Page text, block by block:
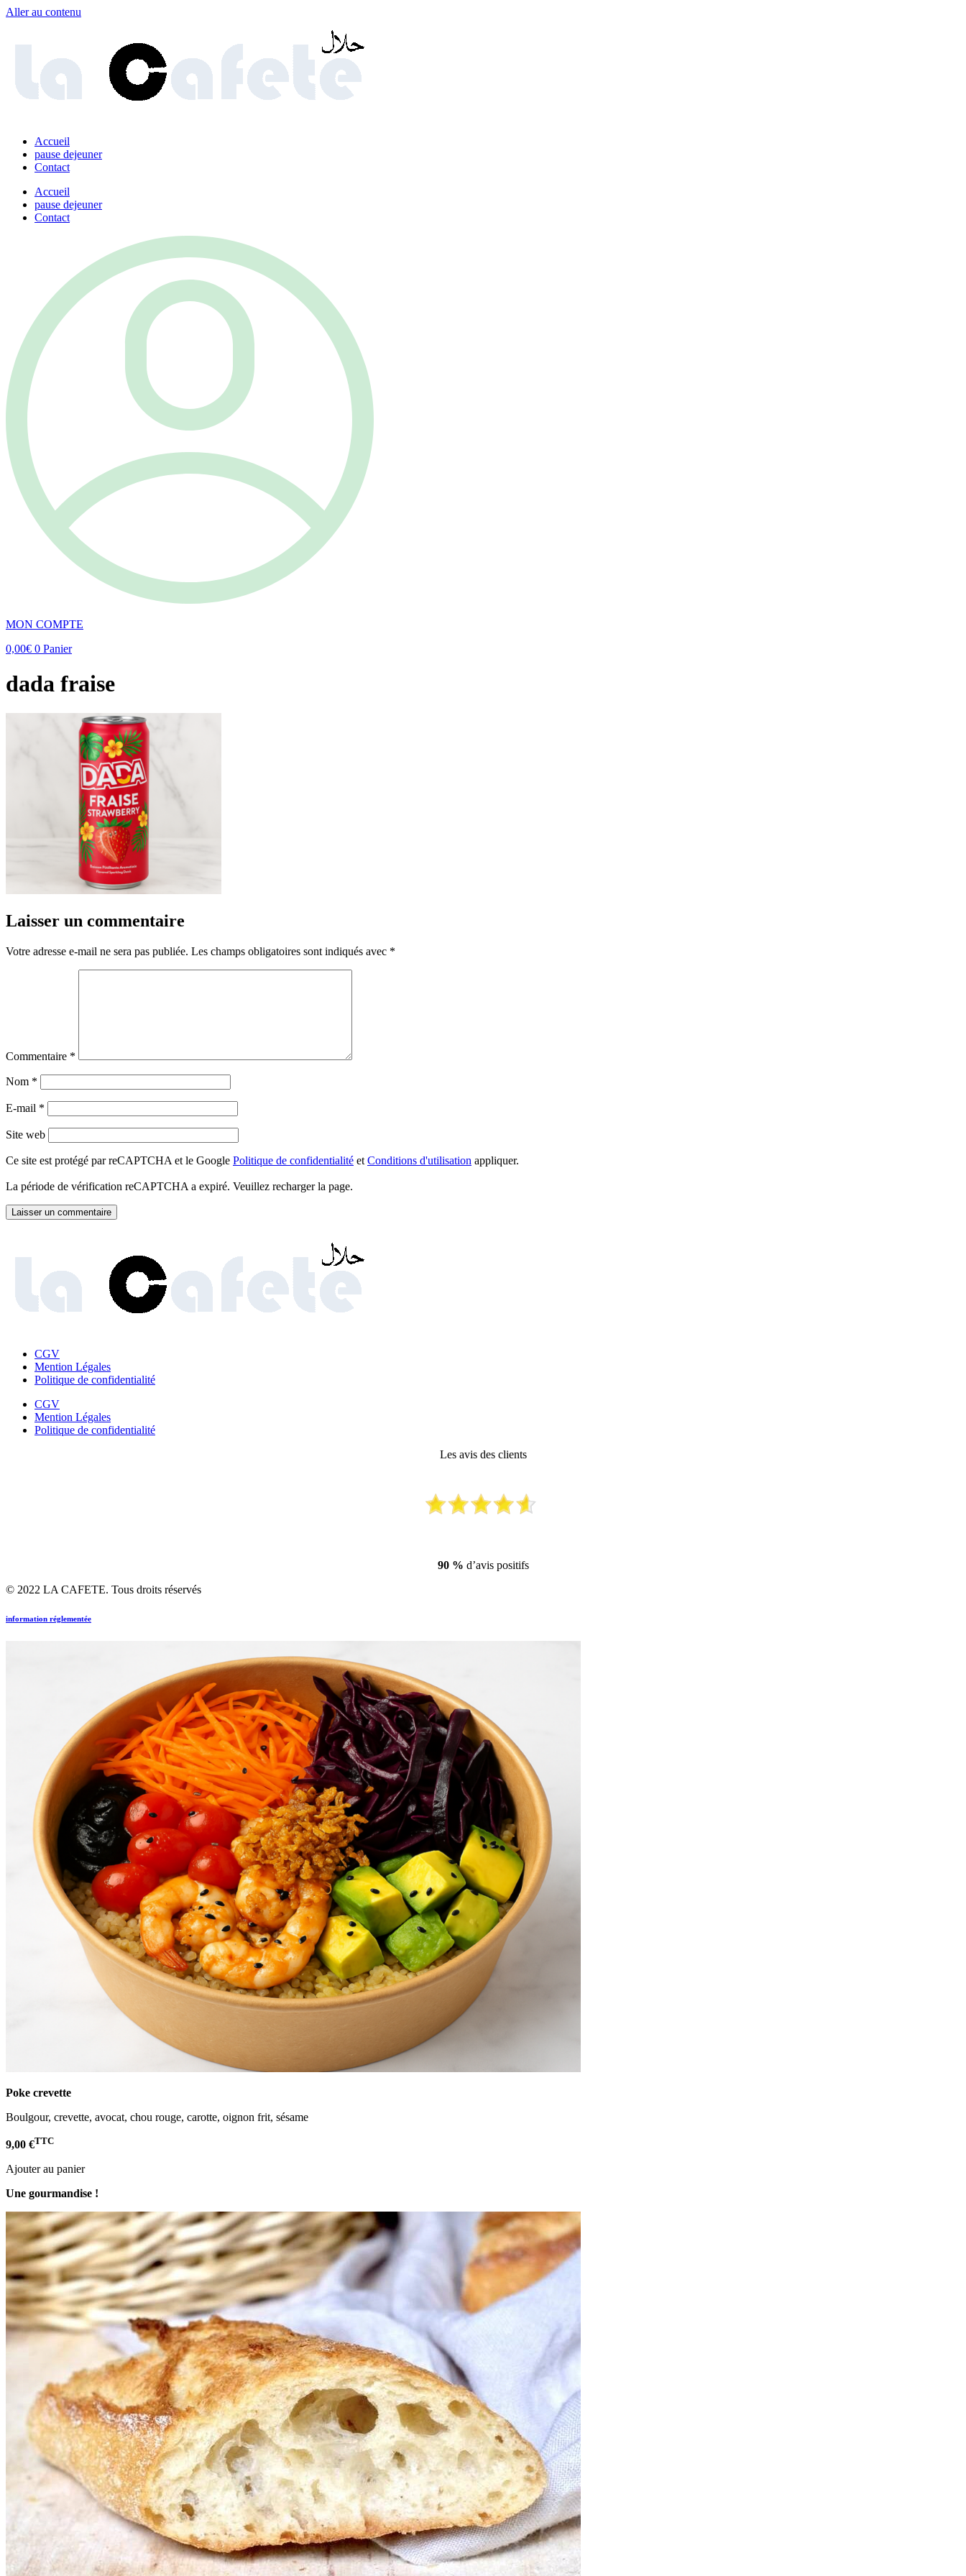
Aller au contenu
Accueil
pause dejeuner
Contact
Accueil
pause dejeuner
Contact
MON COMPTE
0,00€ 0 Panier
dada fraise
Laisser un commentaire
Votre adresse e-mail ne sera pas publiée. Les champs obligatoires sont indiqués avec *
Commentaire *
Nom *
E-mail *
Site web
Ce site est protégé par reCAPTCHA et le Google Politique de confidentialité et Conditions d'utilisation appliquer.
La période de vérification reCAPTCHA a expiré. Veuillez recharger la page.
CGV
Mention Légales
Politique de confidentialité
CGV
Mention Légales
Politique de confidentialité
Les avis des clients
90 % d’avis positifs
© 2022 LA CAFETE. Tous droits réservés
information réglementée
Poke crevette
Boulgour, crevette, avocat, chou rouge, carotte, oignon frit, sésame
9,00 €TTC
Ajouter au panier
Une gourmandise !